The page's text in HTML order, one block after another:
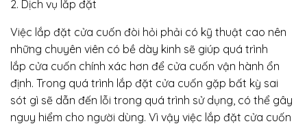
2. Dịch vụ lắp đặt
Việc lắp đặt cửa cuốn đòi hỏi phải có kỹ thuật cao nên
những chuyên viên có bề dày kinh sẽ giúp quá trình
lắp cửa cuốn chính xác hơn để cửa cuốn vận hành ổn
định. Trong quá trình lắp đặt cửa cuốn gặp bất kỳ sai
sót gì sẽ dẫn đến lỗi trong quá trình sử dụng, có thể gây
nguy hiểm cho người dùng. Vì vậy việc lắp đặt cửa cuốn